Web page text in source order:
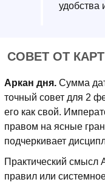
удобства
СОВЕТ ОТ
Аркан дня. Сумма
точный совет для 2
его как свой.
правом на ясные
подчеркивает
Практический смысл
правил или